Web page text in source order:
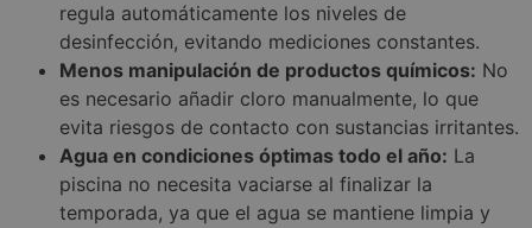
regula automáticamente los niveles de
desinfección, evitando mediciones constantes.
Menos manipulación de productos químicos: No
es necesario añadir cloro manualmente, lo que
evita riesgos de contacto con sustancias irritantes.
Agua en condiciones óptimas todo el año: La
piscina no necesita vaciarse al finalizar la
temporada, ya que el agua se mantiene limpia y